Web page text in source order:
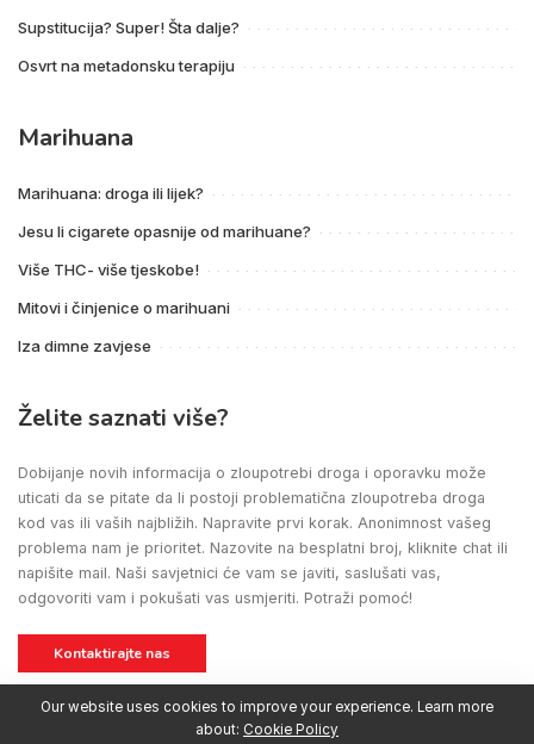
Supstitucija? Super! Šta dalje?
Osvrt na metadonsku terapiju
Marihuana
Marihuana: droga ili lijek?
Jesu li cigarete opasnije od marihuane?
Više THC- više tjeskobe!
Mitovi i činjenice o marihuani
Iza dimne zavjese
Želite saznati više?
Dobijanje novih informacija o zloupotrebi droga i oporavku može
uticati da se pitate da li postoji problematična zloupotreba droga
kod vas ili vaših najbližih. Napravite prvi korak. Anonimnost vašeg
problema nam je prioritet. Nazovite na besplatni broj, kliknite chat ili
napišite mail. Naši savjetnici će vam se javiti, saslušati vas,
odgovoriti vam i pokušati vas usmjeriti. Potraži pomoć!
Kontaktirajte nas
Our website uses cookies to improve your experience. Learn more
about: Cookie Policy